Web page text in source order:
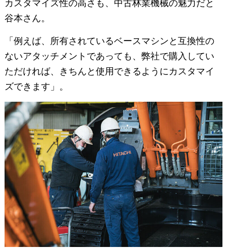
カスタマイズ性の高さも、中古林業機械の魅力だと
谷本さん。
「例えば、所有されているベースマシンと互換性の
ないアタッチメントであっても、弊社で購入してい
ただければ、きちんと使用できるようにカスタマイ
ズできます」。